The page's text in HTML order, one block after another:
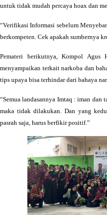
untuk tidak mudah percaya hoax dan
“Verifikasi Informasi sebelum
berkompeten. Cek apakah sumbernya
Pemateri berikutnya, Kompol Agus
menyampaikan terkait narkoba dan
tips upaya bisa terhindar dari bahaya
“Semua landasannya Imtaq : iman dan
maka tidak dilakukan. Dan yang
pasrah saja, harus berfikir positif.”